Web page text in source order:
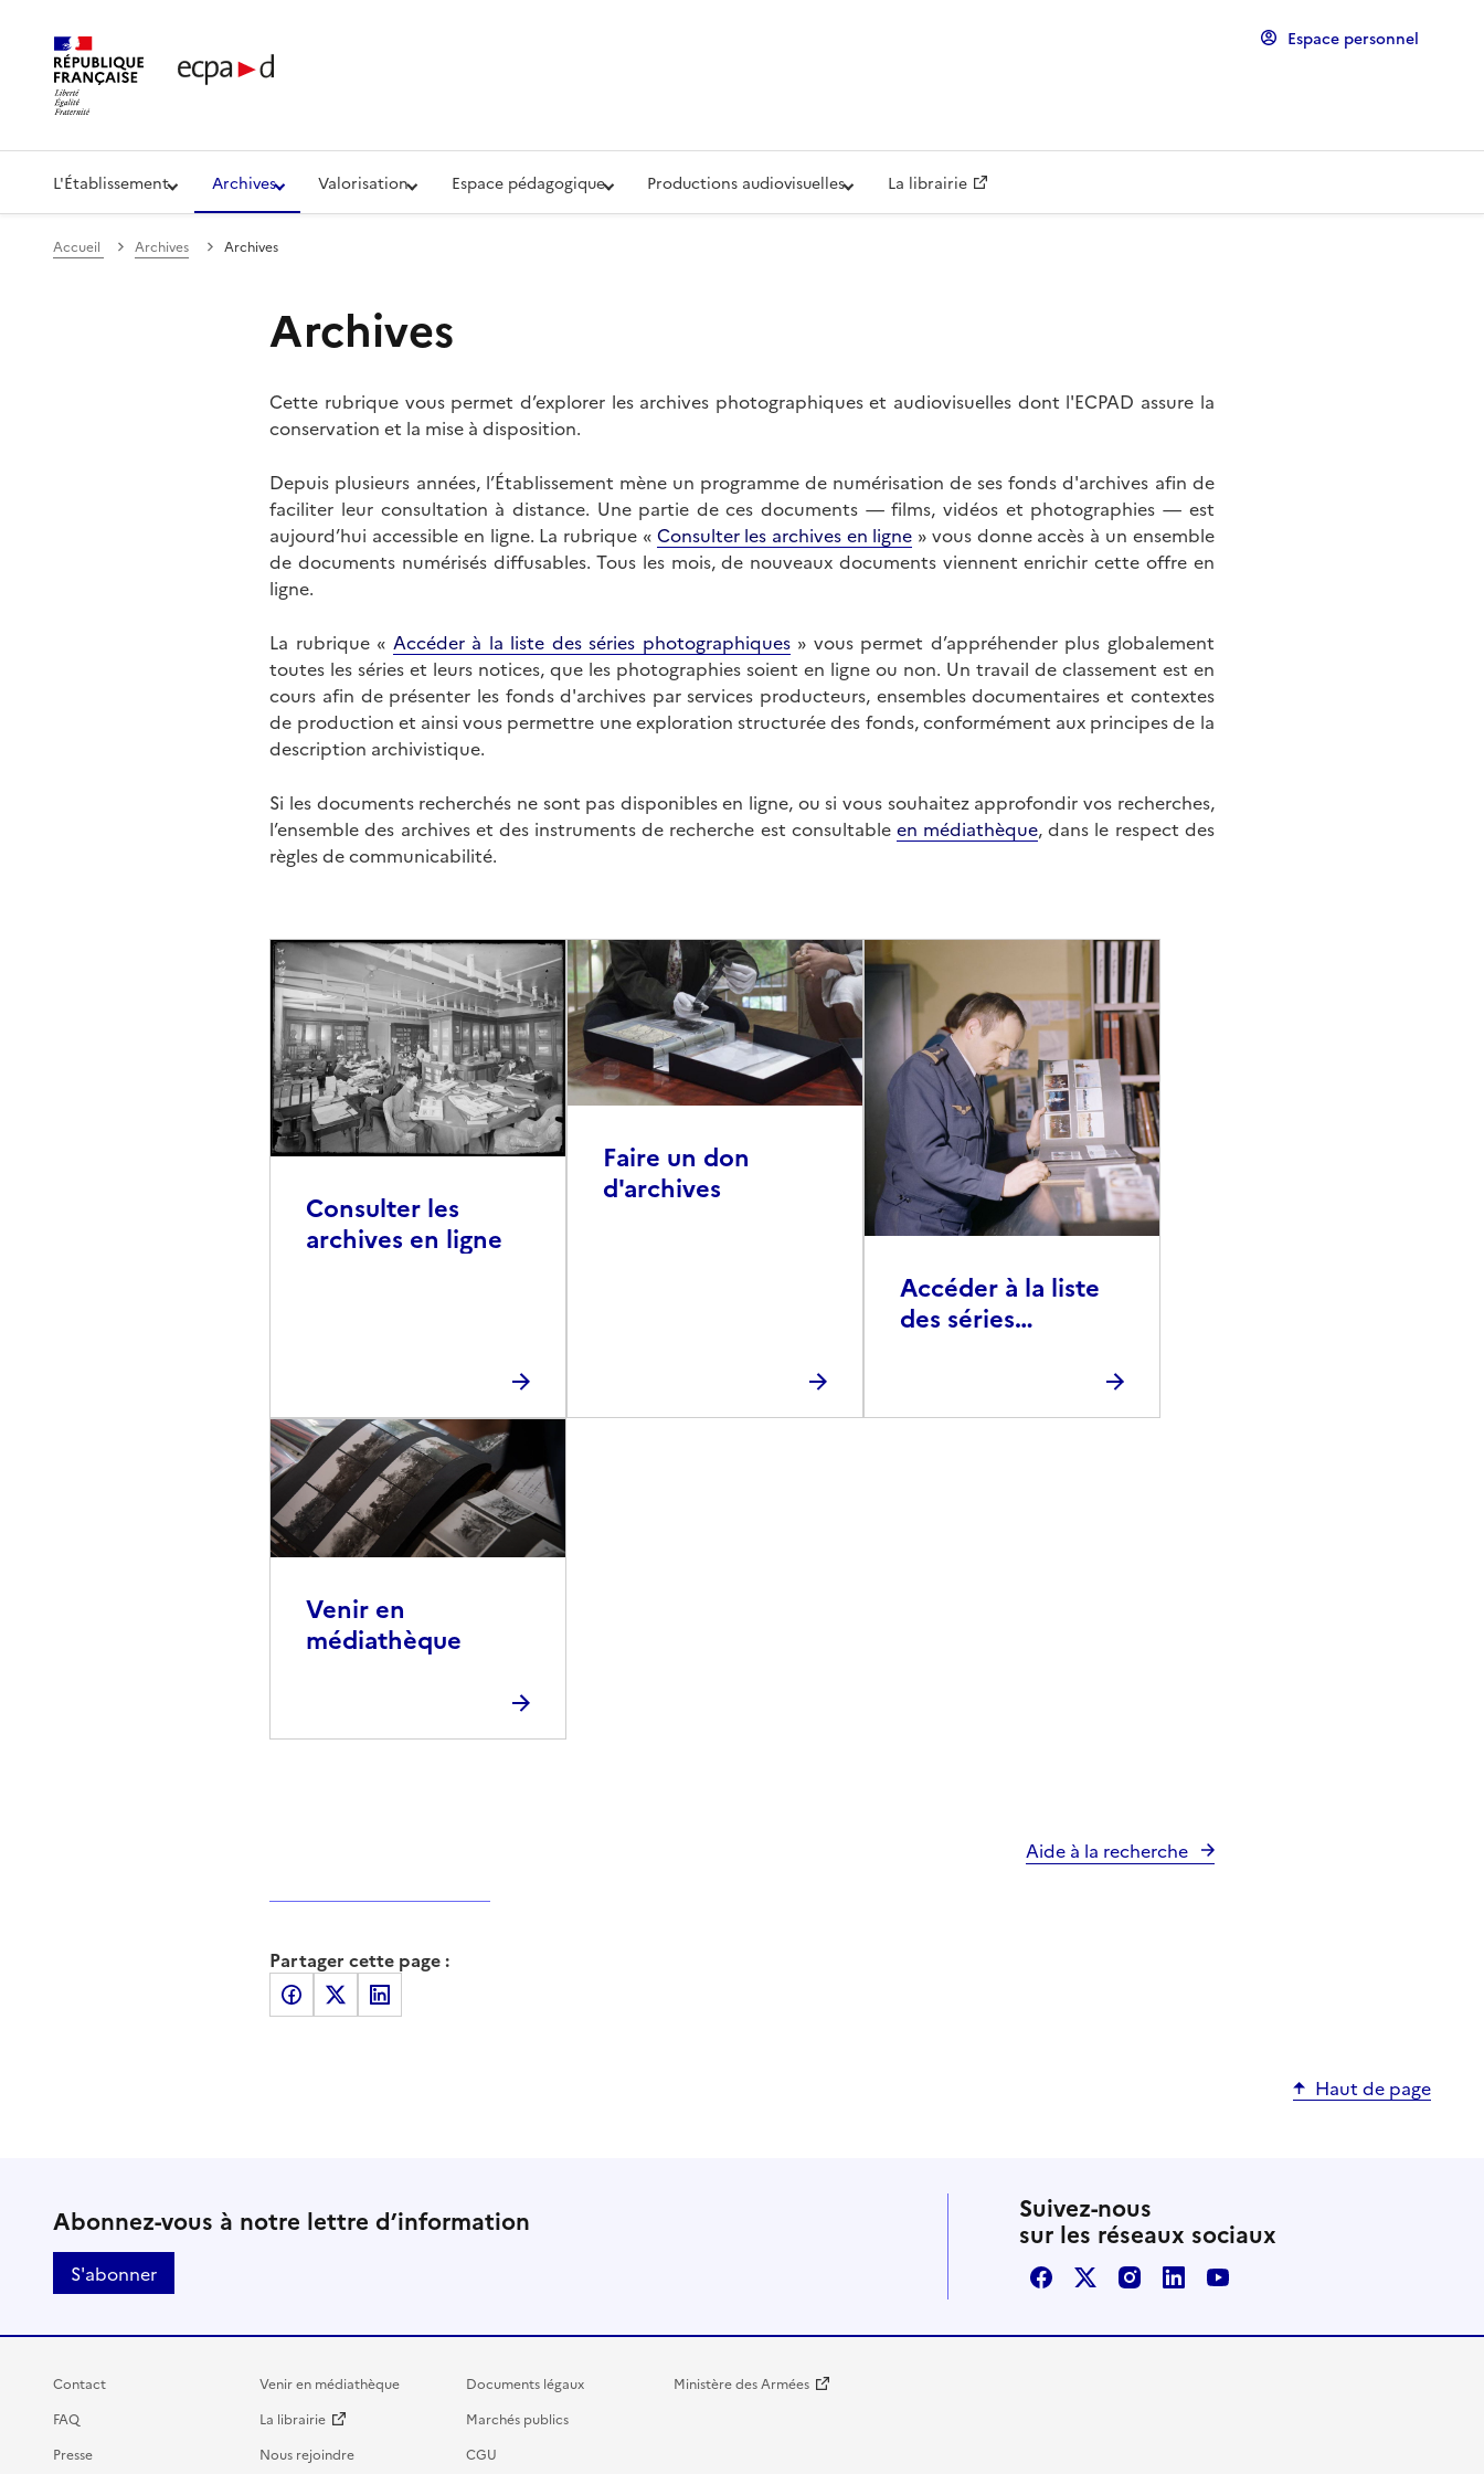
Établissement de communication et de production audiovisuelle de la Défense (ECPAD) Espace personnel
L'Établissement Archives Valorisation Espace pédagogique Productions audiovisuelles La librairie
Accueil Archives Archives
Archives
Cette rubrique vous permet d’explorer les archives photographiques et audiovisuelles dont l'ECPAD assure la
conservation et la mise à disposition.
Depuis plusieurs années, l’Établissement mène un programme de numérisation de ses fonds d'archives afin de
faciliter leur consultation à distance. Une partie de ces documents — films, vidéos et photographies — est
aujourd’hui accessible en ligne. La rubrique « Consulter les archives en ligne » vous donne accès à un ensemble
de documents numérisés diffusables. Tous les mois, de nouveaux documents viennent enrichir cette offre en
ligne.
La rubrique « Accéder à la liste des séries photographiques» vous permet d’appréhender plus globalement
toutes les séries et leurs notices, que les photographies soient en ligne ou non. Un travail de classement est en
cours afin de présenter les fonds d'archives par services producteurs, ensembles documentaires et contextes
de production et ainsi vous permettre une exploration structurée des fonds, conformément aux principes de la
description archivistique.
Si les documents recherchés ne sont pas disponibles en ligne, ou si vous souhaitez approfondir vos recherches,
l’ensemble des archives et des instruments de recherche est consultable en médiathèque, dans le respect des
règles de communicabilité.
Consulter les
archives en ligne
Faire un don
d'archives
Accéder à la liste
des séries
Venir en
médiathèque
Aide à la recherche
Partager cette page :
Partager sur Facebook
Partager sur XPartager sur LinkedIn
Haut de page
Abonnez-vous à notre lettre d’information
S'abonner
Suivez-nous
sur les réseaux sociaux
FacebookX / TwitterInstagram
LinkedInYoutube
Contact
FAQ
Presse
Venir en médiathèque
La librairie
Nous rejoindre
Documents légaux
Marchés publics
CGU
Ministère des Armées